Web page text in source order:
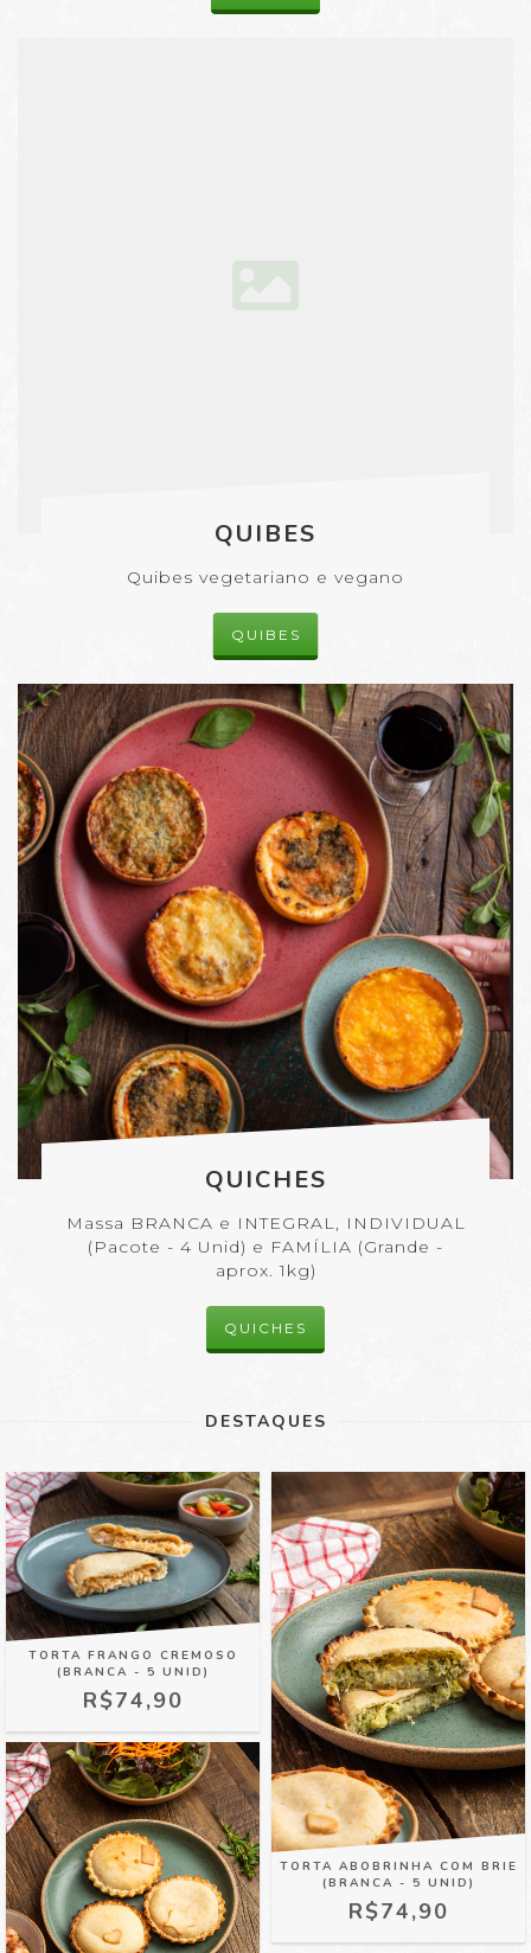
QUIBES
Quibes vegetariano e vegano
QUIBES
QUICHES
Massa BRANCA e INTEGRAL, INDIVIDUAL
(Pacote - 4 Unid) e FAMÍLIA (Grande -
aprox. 1kg)
QUICHES
DESTAQUES
TORTA FRANGO CREMOSO
(BRANCA - 5 UNID)
R$74,90
TORTA ABOBRINHA COM BRIE
(BRANCA - 5 UNID)
R$74,90